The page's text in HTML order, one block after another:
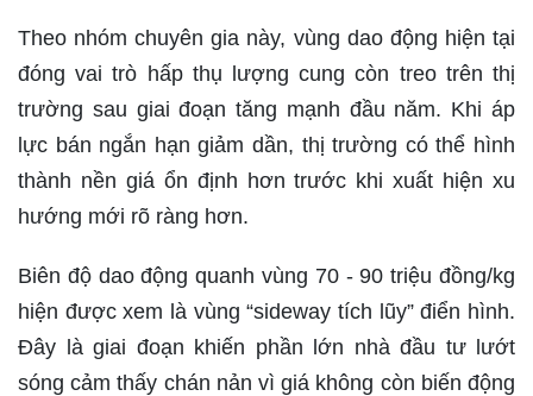
Theo nhóm chuyên gia này, vùng dao động hiện tại
đóng vai trò hấp thụ lượng cung còn treo trên thị
trường sau giai đoạn tăng mạnh đầu năm. Khi áp
lực bán ngắn hạn giảm dần, thị trường có thể hình
thành nền giá ổn định hơn trước khi xuất hiện xu
hướng mới rõ ràng hơn.
Biên độ dao động quanh vùng 70 - 90 triệu đồng/kg
hiện được xem là vùng “sideway tích lũy” điển hình.
Đây là giai đoạn khiến phần lớn nhà đầu tư lướt
sóng cảm thấy chán nản vì giá không còn biến động